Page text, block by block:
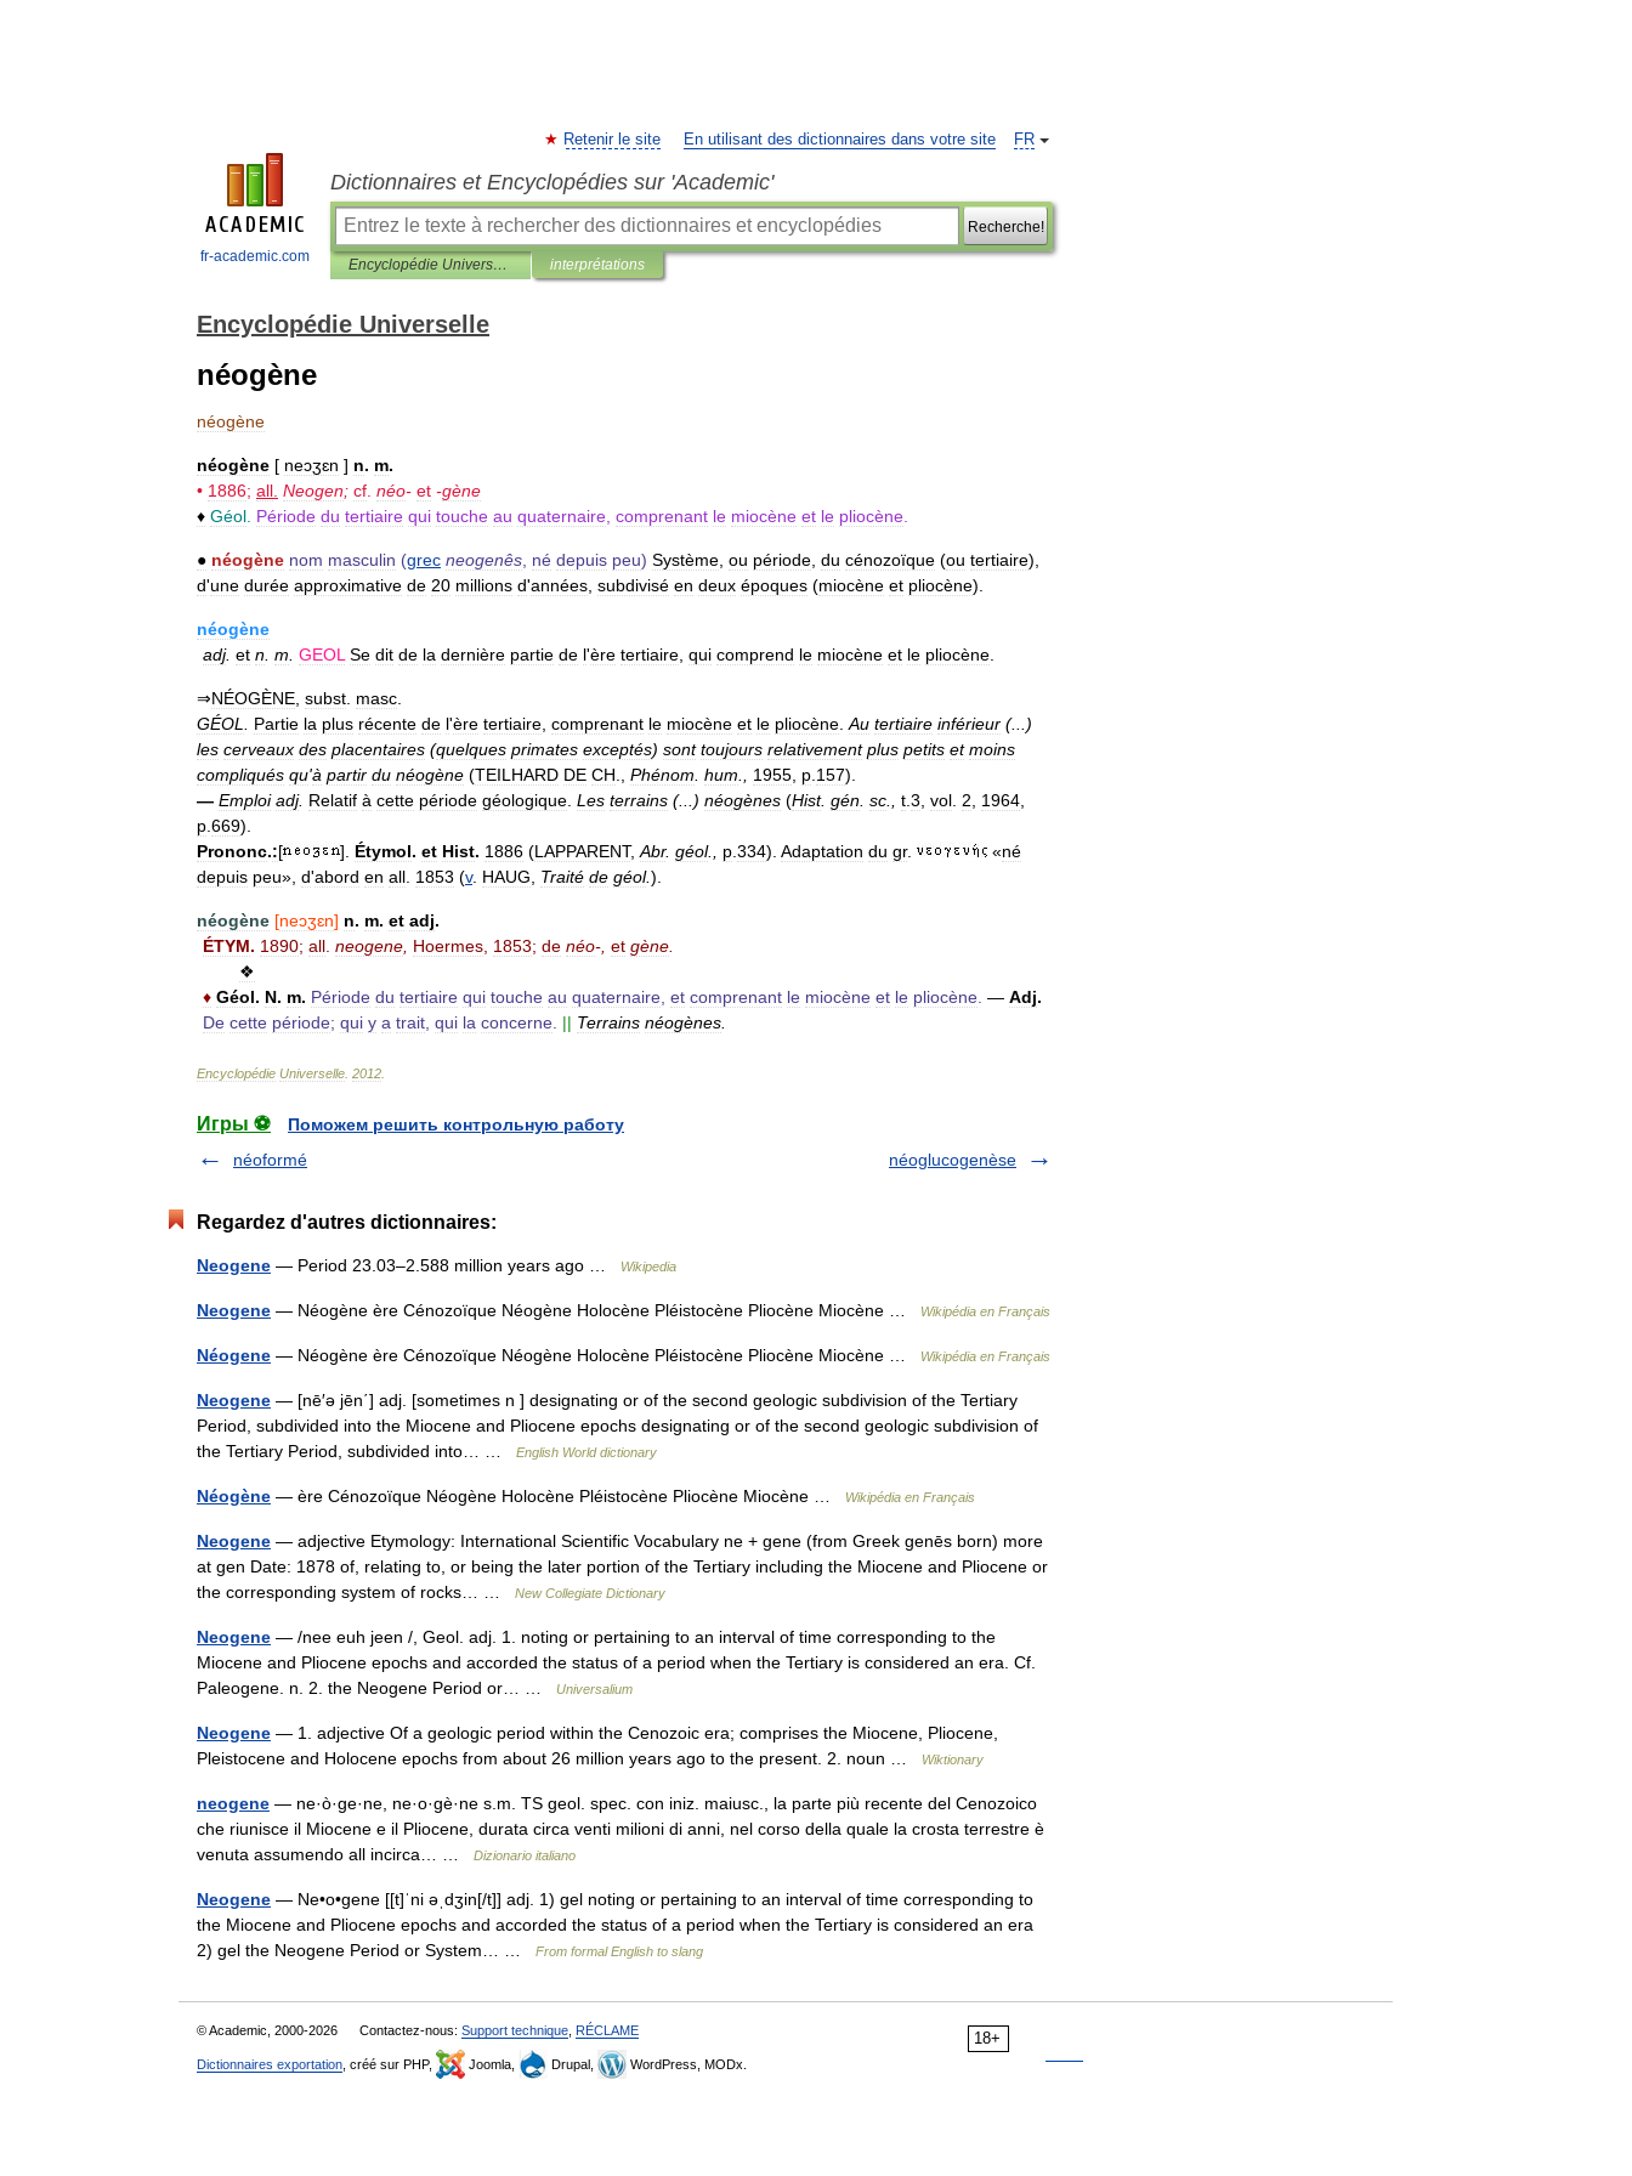
fr-academic.com
FR
Retenir le site En utilisant des dictionnaires dans votre site
Dictionnaires et Encyclopédies sur 'Academic'
Recherche!
Encyclopédie Universelle interprétations
Encyclopédie Universelle
néogène
néogène
néogène [ neɔʒɛn ] n. m.
• 1886; all Neogen; cf néo- et -gène
♦ Géol Période du tertiaire qui touche au quaternaire comprenant le miocène et le pliocène
● néogène nom masculin (grec neogenês né depuis peu) Système ou période du cénozoïque (ou tertiaire),
d'une durée approximative de 20 millions d'années subdivisé en deux époques (miocène et pliocène).
néogène
adj. et n m GEOL Se dit de la dernière partie de l'ère tertiaire qui comprend le miocène et le pliocène
⇒NÉOGÈNE subst masc
GÉOL
Partie la plus récente de l'ère tertiaire comprenant le miocène et le pliocène Au tertiaire inférieur (...)
les cerveaux des placentaires (quelques primates exceptés) sont toujours relativement plus petits et moins
compliqués qu'à partir du néogène (TEILHARD DE CH Phénom hum 1955 p 157).
— Emploi adj. Relatif à cette période géologique Les terrains (...) néogènes (Hist. gén sc t 3 vol 2 1964
p 669).
Prononc.:[ ]. Étymol. et Hist. 1886 (LAPPARENT, Abr. géol., p 334). Adaptation du gr. «né
depuis peu», d'abord en all 1853 (v. HAUG Traité de géol.).
néogène [neɔʒɛn] n. m. et adj.
ÉTYM. 1890; all neogene Hoermes 1853; de néo-, et gène
❖
♦ Géol. N. m. Période du tertiaire qui touche au quaternaire et comprenant le miocène et le pliocène — Adj.
De cette période; qui y a trait qui la concerne || Terrains néogènes
Encyclopédie Universelle 2012
Игры ⚽
Поможем решить контрольную работу
néoformé
néoglucogenèse
Regardez d'autres dictionnaires:
Neogene — Period 23.03–2.588 million years ago … Wikipedia
Neogene — Néogène ère Cénozoïque Néogène Holocène Pléistocène Pliocène Miocène … Wikipédia en Français
Néogene — Néogène ère Cénozoïque Néogène Holocène Pléistocène Pliocène Miocène … Wikipédia en Français
Neogene — [nē′ə jēn΄] adj. [sometimes n ] designating or of the second geologic subdivision of the Tertiary
Period, subdivided into the Miocene and Pliocene epochs designating or of the second geologic subdivision of
the Tertiary Period, subdivided into… …
English World dictionary
Néogène — ère Cénozoïque Néogène Holocène Pléistocène Pliocène Miocène … Wikipédia en Français
Neogene — adjective Etymology: International Scientific Vocabulary ne + gene (from Greek genēs born) more
at gen Date: 1878 of, relating to, or being the later portion of the Tertiary including the Miocene and Pliocene or
the corresponding system of rocks… …
New Collegiate Dictionary
Neogene — /nee euh jeen /, Geol. adj. 1. noting or pertaining to an interval of time corresponding to the
Miocene and Pliocene epochs and accorded the status of a period when the Tertiary is considered an era. Cf.
Paleogene. n. 2. the Neogene Period or… …
Universalium
Neogene — 1. adjective Of a geologic period within the Cenozoic era; comprises the Miocene, Pliocene,
Pleistocene and Holocene epochs from about 26 million years ago to the present. 2. noun …
Wiktionary
neogene — ne·ò·ge·ne, ne·o·gè·ne s.m. TS geol. spec. con iniz. maiusc., la parte più recente del Cenozoico
che riunisce il Miocene e il Pliocene, durata circa venti milioni di anni, nel corso della quale la crosta terrestre è
venuta assumendo all incirca… …
Dizionario italiano
Neogene — Ne•o•gene [[t]ˈni əˌdʒin[/t]] adj. 1) gel noting or pertaining to an interval of time corresponding to
the Miocene and Pliocene epochs and accorded the status of a period when the Tertiary is considered an era
2) gel the Neogene Period or System… …
From formal English to slang
18+
© Academic, 2000-2026 Contactez-nous: Support technique RÉCLAME
Dictionnaires exportation , créé sur PHP, Joomla, Drupal, WordPress, MODx.